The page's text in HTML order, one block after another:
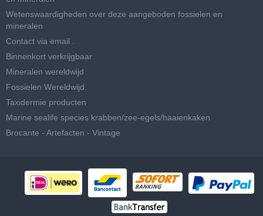
Wetenswaardigheden over deze aangeboden fossielen en
mineralen
Contact via email .
Binnenkort verkrijgbaar
Mineralen wereldwijd
Fossielen Wereldwijd.
Taxidermie producten
Marine sealife species krabben/zee-egels/haaienkaken
Brocante - Artefacten - Vintage